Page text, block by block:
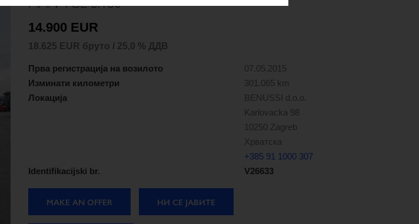
14.900 EUR
18.625 EUR бруто / 25,0 % ДДВ
Прва регистрација на возилото
07.05.2015
Изминати километри
301.065 km
Локација
BENUSSI d.o.o.
Karlovacka 98
10250 Zagreb
Хрватска
+385 91 1000 307
Identifikacijski br.
V26633
MAKE AN OFFER НИ СЕ ЈАВИТЕ